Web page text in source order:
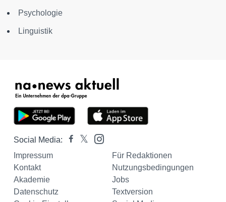
Psychologie
Linguistik
Social Media:
Impressum
Für Redaktionen
Kontakt
Nutzungsbedingungen
Akademie
Jobs
Datenschutz
Textversion